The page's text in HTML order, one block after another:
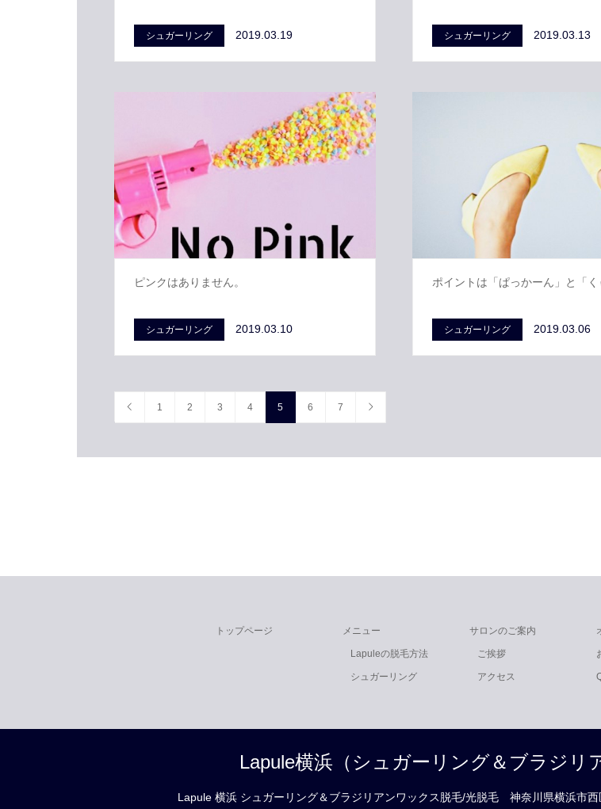
シュガーリング 2019.03.19 シュガーリング 2019.03.13
ピンクはありません。
シュガーリング 2019.03.10
ポイントは「ぱっかーん」と「く
シュガーリング 2019.03.06
1 2 3 4 5 6 7
トップページ メニュー
Lapuleの脱毛方法
シュガーリング
サロンのご案内
ご挨拶
アクセス
Lapule横浜（シュガーリング＆ブラジリ
Lapule 横浜 シュガーリング＆ブラジリアンワックス脱毛/光脱毛 神奈川県横浜市